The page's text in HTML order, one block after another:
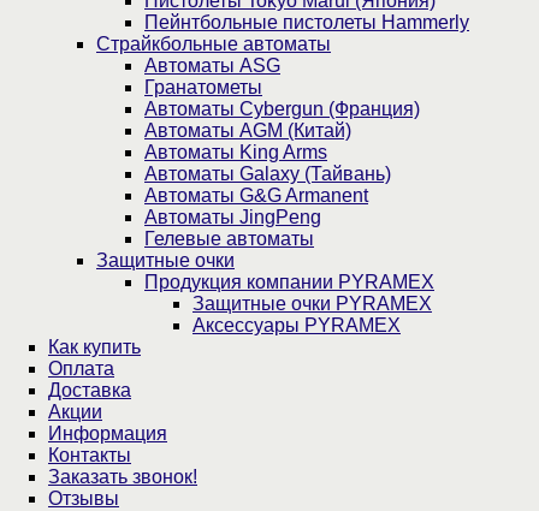
Пейнтбольные пистолеты Hammerly
Страйкбольные автоматы
Автоматы ASG
Гранатометы
Автоматы Cybergun (Франция)
Автоматы AGM (Китай)
Автоматы King Arms
Автоматы Galaxy (Тайвань)
Автоматы G&G Armanent
Автоматы JingPeng
Гелевые автоматы
Защитные очки
Продукция компании PYRAMEX
Защитные очки PYRAMEX
Аксессуары PYRAMEX
Как купить
Оплата
Доставка
Акции
Информация
Контакты
Заказать звонок!
Отзывы